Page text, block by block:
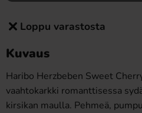
Loppu varastosta
Kuvaus
Haribo Herzbeben Sweet
vaahtokarkki romanttisessa
kirsikan maulla. Pehmeä,